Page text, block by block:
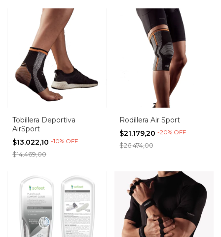
Tobillera Deportiva
AirSport
$13.022,10 -10% OFF
$14.469,00
Rodillera Air Sport
$21.179,20 -20% OFF
$26.474,00